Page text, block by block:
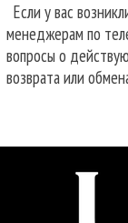
Если у вас
менеджерам по
вопросы о
возврата или